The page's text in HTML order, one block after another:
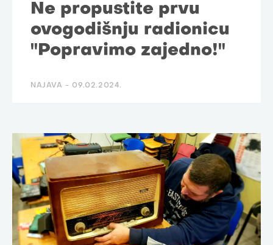
Ne propustite prvu
ovogodišnju radionicu
"Popravimo zajedno!"
NAJAVA - 09.02.2024.